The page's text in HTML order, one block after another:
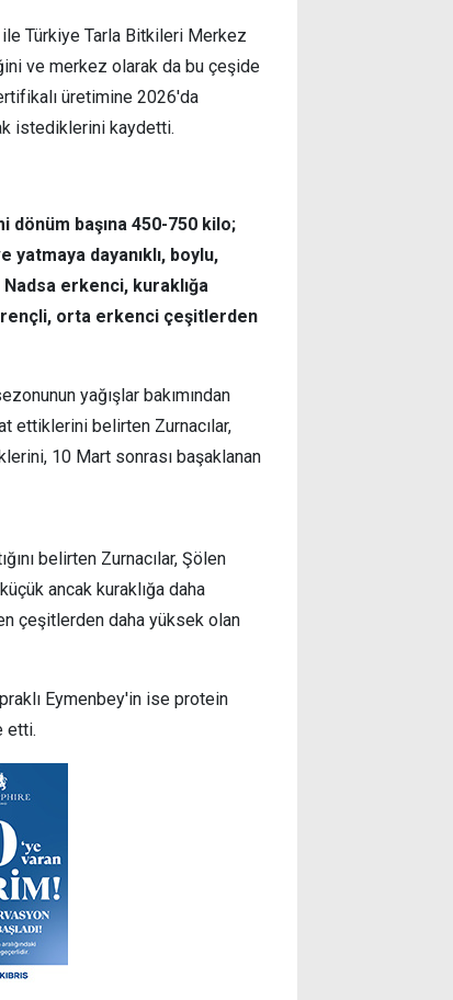
ile Türkiye Tarla Bitkileri Merkez
ve merkez olarak da bu çeşide
üretimine 2026'da
istediklerini kaydetti.
dönüm başına 450-750 kilo;
dayanıklı, boylu,
erkenci, kuraklığa
orta erkenci çeşitlerden
yağışlar bakımından
ettiklerini belirten Zurnacılar,
10 Mart sonrası başaklanan
belirten Zurnacılar, Şölen
ancak kuraklığa daha
çeşitlerden daha yüksek olan
Eymenbey'in ise protein
etti.